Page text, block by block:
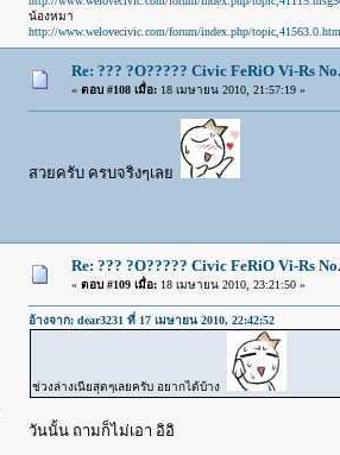
น้องหมา
http://www.welovecivic.com/forum/index.php/
Re: ??? ?O????? Civic FeRiO Vi-Rs
« ตอบ #108 เมื่อ:18 เมษายน 2010, 21:57:19 »
สวยครับ ครบจริงๆเลย
Re: ??? ?O????? Civic FeRiO Vi-Rs
« ตอบ #109 เมื่อ:18 เมษายน 2010, 23:21:50 »
อ้างจาก: dear3231 ที่ 17 เมษายน 2010, 22:42:52
ช่วงล่างเนียสุดๆเลยครับ อยากได้บ้าง
วันนั้น ถามก็ไม่เอา อิอิ